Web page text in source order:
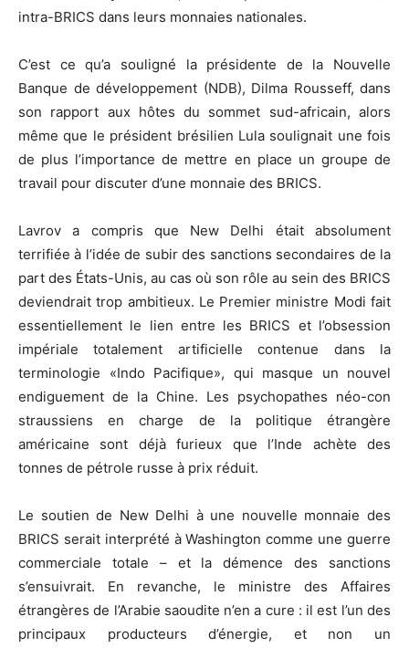
intra-BRICS dans leurs monnaies nationales.
C’est ce qu’a souligné la présidente de la Nouvelle
Banque de développement (NDB), Dilma Rousseff, dans
son rapport aux hôtes du sommet sud-africain, alors
même que le président brésilien Lula soulignait une fois
de plus l’importance de mettre en place un groupe de
travail pour discuter d’une monnaie des BRICS.
Lavrov a compris que New Delhi était absolument
terrifiée à l’idée de subir des sanctions secondaires de la
part des États-Unis, au cas où son rôle au sein des BRICS
deviendrait trop ambitieux. Le Premier ministre Modi fait
essentiellement le lien entre les BRICS et l’obsession
impériale totalement artificielle contenue dans la
terminologie «Indo Pacifique», qui masque un nouvel
endiguement de la Chine. Les psychopathes néo-con
straussiens en charge de la politique étrangère
américaine sont déjà furieux que l’Inde achète des
tonnes de pétrole russe à prix réduit.
Le soutien de New Delhi à une nouvelle monnaie des
BRICS serait interprété à Washington comme une guerre
commerciale totale – et la démence des sanctions
s’ensuivrait. En revanche, le ministre des Affaires
étrangères de l’Arabie saoudite n’en a cure : il est l’un des
principaux producteurs d’énergie, et non un